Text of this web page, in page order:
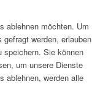
ablehnen möchten. Um
werden, erlauben
speichern. Sie können
um unsere Dienste
ablehnen, werden alle